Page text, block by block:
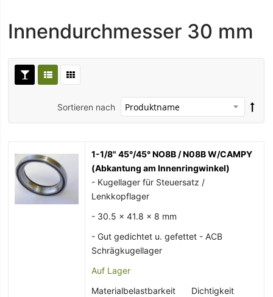
Innendurchmesser 30 mm
Sortieren nach
1-1/8" 45°/45° NO8B / N08B W/CAMPY
(Abkantung am Innenringwinkel)
- Kugellager für Steuersatz /
Lenkkopflager
- 30.5 x 41.8 x 8 mm
- Gut gedichtet u. gefettet - ACB
Schrägkugellager
Auf Lager
Materialbelastbarkeit
Dichtigkeit